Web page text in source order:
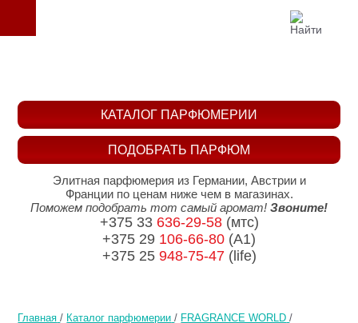
Главная / Каталог парфюмерии / FRAGRANCE WORLD /
ПОДОБРАТЬ ПАРФЮМ
КАТАЛОГ ПАРФЮМЕРИИ
Элитная парфюмерия из Германии, Австрии и
Франции по ценам ниже чем в магазинах.
Поможем подобрать тот самый аромат! Звоните!
+375 33 636-29-58(мтс)
+375 29 106-66-80 (A1)
+375 25 948-75-47(life)